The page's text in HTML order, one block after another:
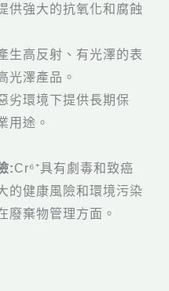
供強大的抗氧化和腐蝕
生高反射、有光澤的表
光澤產品。
劣環境下提供長期保
用途。
:Cr⁶⁺具有劇毒和致癌
的健康風險和環境污染
廢棄物管理方面。